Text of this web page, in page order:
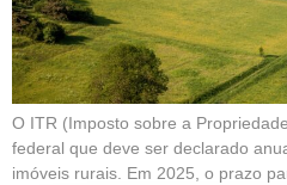
O ITR (Imposto sobre a
federal que deve ser declarado
imóveis rurais. Em 2025, o prazo